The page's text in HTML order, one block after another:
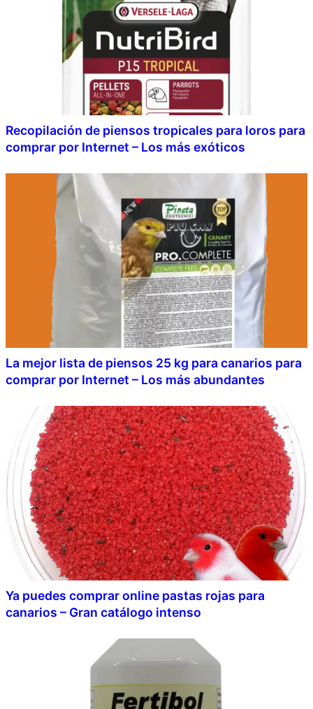
Recopilación de piensos tropicales para loros para
comprar por Internet – Los más exóticos
La mejor lista de piensos 25 kg para canarios para
comprar por Internet – Los más abundantes
Ya puedes comprar online pastas rojas para
canarios – Gran catálogo intenso